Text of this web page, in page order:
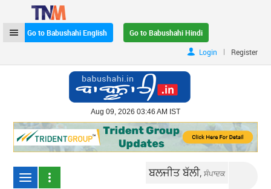
Go to Babushahi English
Go to Babushahi Hindi
Login
| Register
Aug 09, 2026 03:46 AM IST
ਬਲਜੀਤ ਬੱਲੀ,ਸੰਪਾਦਕ